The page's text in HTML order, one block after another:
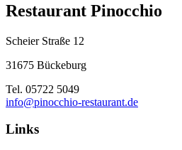
Restaurant Pinocchio
Scheier Straße 12
31675 Bückeburg
Tel. 05722 5049
info@pinocchio-restaurant.de
Links